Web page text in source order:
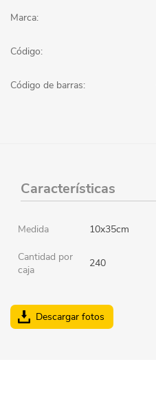
Marca:
Código:
Código de barras:
Características
Medida 10x35cm
Cantidad por
caja
240
Descargar fotos